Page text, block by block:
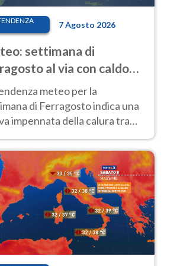
7 Agosto 2026
settimana di
al via con caldo
e qualche temporale
meteo per la
di Ferragosto indica una
impennata della calura tra
al Nord.